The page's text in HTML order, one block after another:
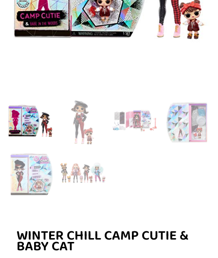
WINTER CHILL CAMP CUTIE &
BABY CAT